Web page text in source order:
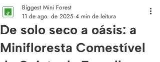
De solo seco a oásis: a
Minifloresta Comestível
Biggest Mini Forest
11 de ago. de 2025 4 min de leitura